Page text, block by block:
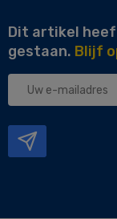
Dit artikel
gestaan. Blijf
Uw